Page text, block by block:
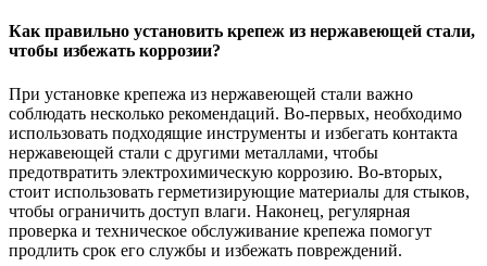
Как правильно установить крепеж из нержавеющей стали,
чтобы избежать коррозии?
При установке крепежа из нержавеющей стали важно
соблюдать несколько рекомендаций. Во-первых, необходимо
использовать подходящие инструменты и избегать контакта
нержавеющей стали с другими металлами, чтобы
предотвратить электрохимическую коррозию. Во-вторых,
стоит использовать герметизирующие материалы для стыков,
чтобы ограничить доступ влаги. Наконец, регулярная
проверка и техническое обслуживание крепежа помогут
продлить срок его службы и избежать повреждений.